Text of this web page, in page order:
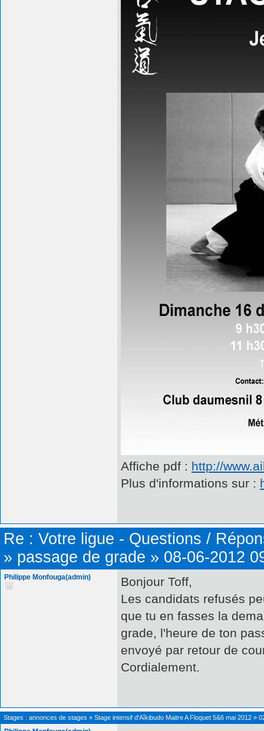
Affiche pdf : http://
Plus d'informations sur :
Re : Votre ligue - Questions /
» passage de grade » 08-06-2012
Philippe Monfouga(admin)
Bonjour Toff,
Les candidats refusés
que tu en fasses la
grade, l'heure de ton
envoyé par retour de
Cordialement.
Stages : annonces de stages » Stage intensif d'Aîkibudo Maitre A Floquet 5&6 mai 2012 »